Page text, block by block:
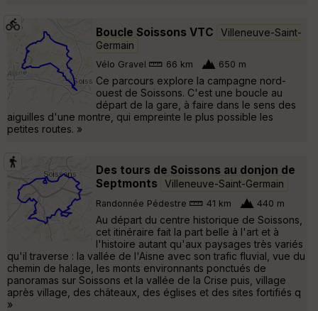
Boucle Soissons VTC
Villeneuve-Saint-
Germain
Vélo Gravel 66 km 650 m
Ce parcours explore la campagne nord-
ouest de Soissons. C'est une boucle au
départ de la gare, à faire dans le sens des
aiguilles d'une montre, qui empreinte le plus possible les
petites routes. »
Des tours de Soissons au donjon de
Septmonts
Villeneuve-Saint-Germain
Randonnée Pédestre 41 km 440 m
Au départ du centre historique de Soissons,
cet itinéraire fait la part belle à l'art et à
l'histoire autant qu'aux paysages très variés
qu'il traverse : la vallée de l'Aisne avec son trafic fluvial, vue du
chemin de halage, les monts environnants ponctués de
panoramas sur Soissons et la vallée de la Crise puis, village
après village, des châteaux, des églises et des sites fortifiés q
»